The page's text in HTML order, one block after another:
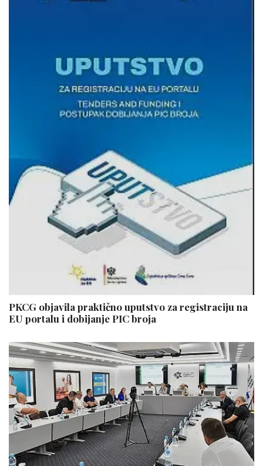
PKCG objavila praktično uputstvo za registraciju na
EU portalu i dobijanje PIC broja